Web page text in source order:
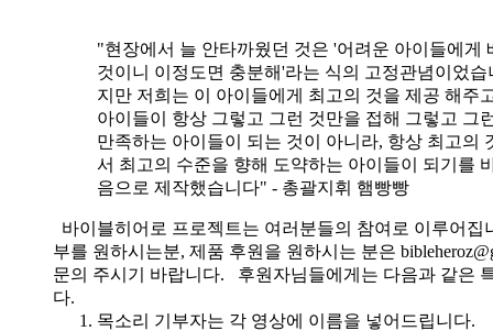
"현장에서 늘 안타까웠던 것은 '어려운 아이들에게
것이니 이정도면 충분해'라는 식의 고정관념이었습
지만 저희는 이 아이들에게 최고의 것을 제공 해주
아이들이 항상 그렇고 그런 것만을 접해 그렇고 그
만족하는 아이들이 되는 것이 아니라, 항상 최고의
서 최고의 수준을 향해 도약하는 아이들이 되기를
음으로 제작했습니다" - 총괄지휘 햄빵빵
바이블히어로 프로젝트는 여러분들의 참여로 이루어집
부를 원하시는분, 제품 후원을 원하시는 분은
문의 주시기 바랍니다. 후원자님들에게는 다음과 같은
다.
목소리 기부자는 각 영상에 이름을 넣어드립니다.